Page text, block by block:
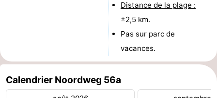
Piscines
-
Faire
-
Distance de la plage :
±2,5 km.
Pas sur parc de
vacances.
Calendrier Noordweg 56a